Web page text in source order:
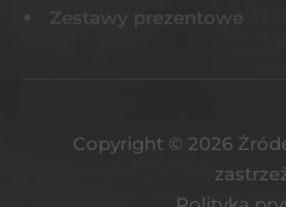
Zestawy prezentowe
Copyright © 2026